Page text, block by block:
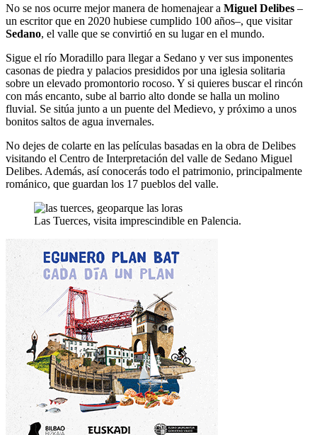
No se nos ocurre mejor manera de homenajear a Miguel Delibes –
un escritor que en 2020 hubiese cumplido 100 años–, que visitar
Sedano, el valle que se convirtió en su lugar en el mundo.
Sigue el río Moradillo para llegar a Sedano y ver sus imponentes
casonas de piedra y palacios presididos por una iglesia solitaria
sobre un elevado promontorio rocoso. Y si quieres buscar el rincón
con más encanto, sube al barrio alto donde se halla un molino
fluvial. Se sitúa junto a un puente del Medievo, y próximo a unos
bonitos saltos de agua invernales.
No dejes de colarte en las películas basadas en la obra de Delibes
visitando el Centro de Interpretación del valle de Sedano Miguel
Delibes. Además, así conocerás todo el patrimonio, principalmente
románico, que guardan los 17 pueblos del valle.
Las Tuerces, visita imprescindible en Palencia.